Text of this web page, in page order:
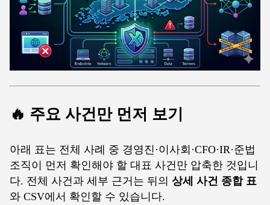
🔥 주요 사건만 먼저 보기
아래 표는 전체 사례 중 경영진·이사회·CFO·IR·준법
조직이 먼저 확인해야 할 대표 사건만 압축한 것입니
다. 전체 사건과 세부 근거는 뒤의 상세 사건 종합 표
와 CSV에서 확인할 수 있습니다.